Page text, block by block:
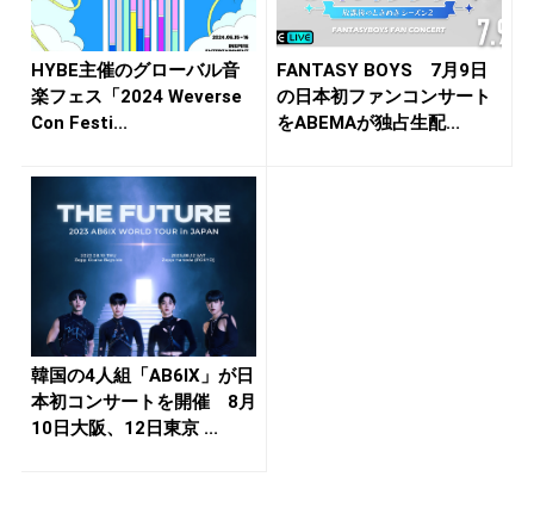
HYBE主催のグローバル音
楽フェス「2024 Weverse
Con Festi...
FANTASY BOYS 7月9日
の日本初ファンコンサート
をABEMAが独占生配...
韓国の4人組「AB6IX」が日
本初コンサートを開催 8月
10日大阪、12日東京 ...